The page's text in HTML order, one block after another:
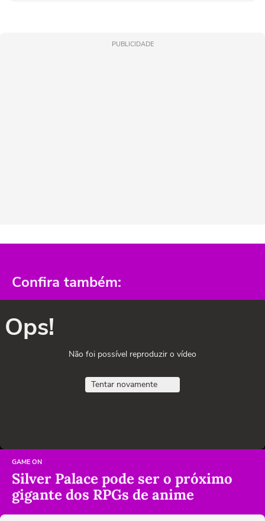
PUBLICIDADE
Confira também:
Ops!
Não foi possível reproduzir o vídeo
Tentar novamente
GAME ON
Silver Palace pode ser o próximo
gigante dos RPGs de anime